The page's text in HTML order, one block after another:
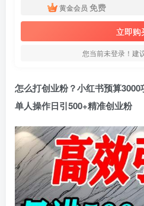
黄金会员 免费
立即购
您当前未登录！建
怎么打创业粉？小红书预算3000
单人操作日引500+精准创业粉